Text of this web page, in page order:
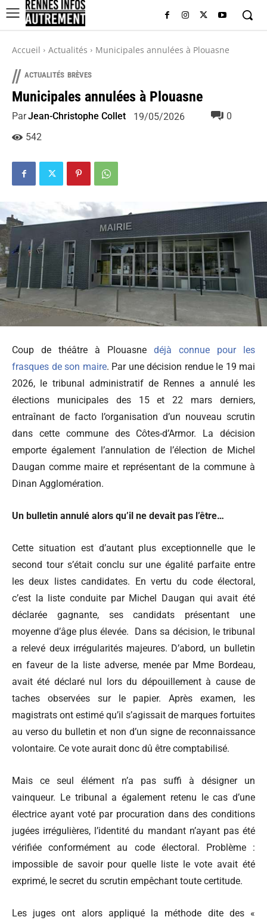
Accueil Actualités Municipales annulées à Plouasne
// ACTUALITÉS BRÈVES
Municipales annulées à Plouasne
ParJean-Christophe Collet 19/05/2026
0
542
Coup de théâtre à Plouasne déjà connue pour les
frasques de son maire. Par une décision rendue le 19 mai
2026, le tribunal administratif de Rennes a annulé les
élections municipales des 15 et 22 mars derniers,
entraînant de facto l’organisation d’un nouveau scrutin
dans cette commune des Côtes-d’Armor. La décision
emporte également l’annulation de l’élection de Michel
Daugan comme maire et représentant de la commune à
Dinan Agglomération.
Un bulletin annulé alors qu’il ne devait pas l’être…
Cette situation est d’autant plus exceptionnelle que le
second tour s’était conclu sur une égalité parfaite entre
les deux listes candidates. En vertu du code électoral,
c’est la liste conduite par Michel Daugan qui avait été
déclarée gagnante, ses candidats présentant une
moyenne d’âge plus élevée. Dans sa décision, le tribunal
a relevé deux irrégularités majeures. D’abord, un bulletin
en faveur de la liste adverse, menée par Mme Bordeau,
avait été déclaré nul lors du dépouillement à cause de
taches observées sur le papier. Après examen, les
magistrats ont estimé qu’il s’agissait de marques fortuites
au verso du bulletin et non d’un signe de reconnaissance
volontaire. Ce vote aurait donc dû être comptabilisé.
Mais ce seul élément n’a pas suffi à désigner un
vainqueur. Le tribunal a également retenu le cas d’une
électrice ayant voté par procuration dans des conditions
jugées irrégulières, l’identité du mandant n’ayant pas été
vérifiée conformément au code électoral. Problème :
impossible de savoir pour quelle liste le vote avait été
exprimé, le secret du scrutin empêchant toute certitude.
Les juges ont alors appliqué la méthode dite des «